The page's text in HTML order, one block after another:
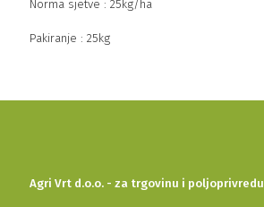
Norma sjetve : 25kg/ha
Pakiranje : 25kg
Agri Vrt d.o.o. - za trgovinu i poljoprivredu